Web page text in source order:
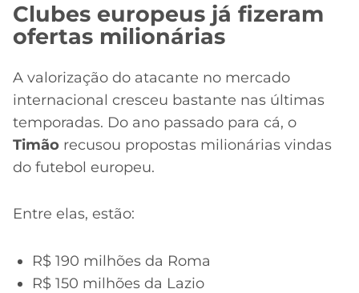
Clubes europeus já fizeram
ofertas milionárias
A valorização do atacante no mercado
internacional cresceu bastante nas últimas
temporadas. Do ano passado para cá, o
Timão recusou propostas milionárias vindas
do futebol europeu.
Entre elas, estão:
R$ 190 milhões da Roma
R$ 150 milhões da Lazio